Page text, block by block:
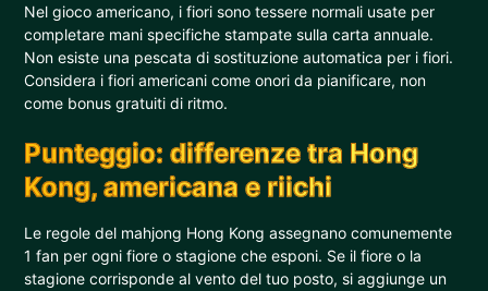
Nel gioco americano, i fiori sono tessere normali usate per
completare mani specifiche stampate sulla carta annuale.
Non esiste una pescata di sostituzione automatica per i fiori.
Considera i fiori americani come onori da pianificare, non
come bonus gratuiti di ritmo.
Punteggio: differenze tra Hong
Kong, americana e riichi
Le regole del mahjong Hong Kong assegnano comunemente
1 fan per ogni fiore o stagione che esponi. Se il fiore o la
stagione corrisponde al vento del tuo posto, si aggiunge un